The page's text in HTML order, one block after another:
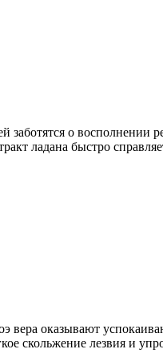
заботятся о восполнении
ладана быстро
вера оказывают
скольжение лезвия и